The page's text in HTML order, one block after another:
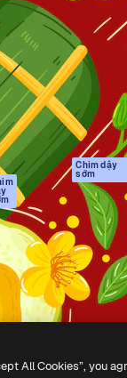
Academy
Tài liệu
Hỗ trợ
Điều khoản sử
dụng
Chính sách bảo
mật
Bản
gốc
Chim dậy
sớm
Chính sách
Trung tâm tin cậy
Đối tác liên kết
Công ty
All Cookies”, you